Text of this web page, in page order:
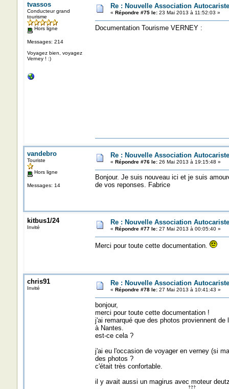
tvassos
Conducteur grand
tourisme
Hors ligne
Messages: 214
Voyagez bien, voyagez
Verney ! :)
Re : Nouvelle Association
« Répondre #75 le:23 Mai 2013 à 11:52:03 »
Documentation Tourisme VERNEY :
vandebro
Touriste
Hors ligne
Messages: 14
Re : Nouvelle Association
« Répondre #76 le:26 Mai 2013 à 19:15:48 »
Bonjour. Je suis nouveau ici et je suis
de vos reponses. Fabrice
kitbus1/24
Invité
Re : Nouvelle Association
« Répondre #77 le:27 Mai 2013 à 00:05:40 »
Merci pour toute cette documentation.
chris91
Invité
Re : Nouvelle Association
« Répondre #78 le:27 Mai 2013 à 10:41:43 »
bonjour,
merci pour toute cette documentation !
j'ai remarqué que des photos proviennent
à Nantes.
est-ce cela ?
j'ai eu l'occasion de voyager en verney (si
des photos ?
c'était très confortable.
il y avait aussi un magirus avec moteur